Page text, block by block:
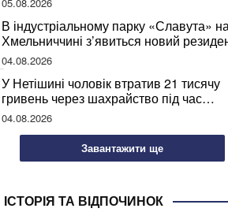
В індустріальному парку «Славута»
Хмельниччині з’явиться новий
04.08.2026
У Нетішині чоловік втратив 21 тисячу
гривень через шахрайство під час
покупки дров
04.08.2026
Завантажити ще
ІСТОРІЯ ТА ВІДПОЧИНОК